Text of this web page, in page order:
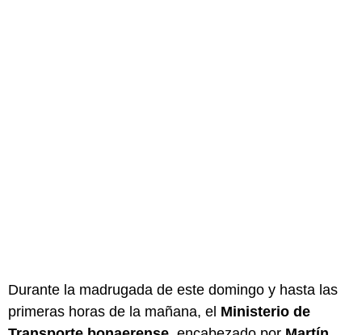
Durante la madrugada de este domingo y hasta las
primeras horas de la mañana, el Ministerio de